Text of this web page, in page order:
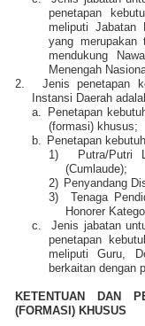
penetapan
meliputi Jabatan
yang
mendukung
Menengah
2.
Jenis penetapan
Instansi Daerah
a.
Penetapan
(formasi) khusus;
b.
Penetapan
1)
Putra/Putri
(Cumlaude);
2) Penyandang
3)
Tenaga
Honorer
c.
Jenis jabatan
penetapan
meliputi Guru,
berkaitan dengan
KETENTUAN DAN
(FORMASI) KHUSUS